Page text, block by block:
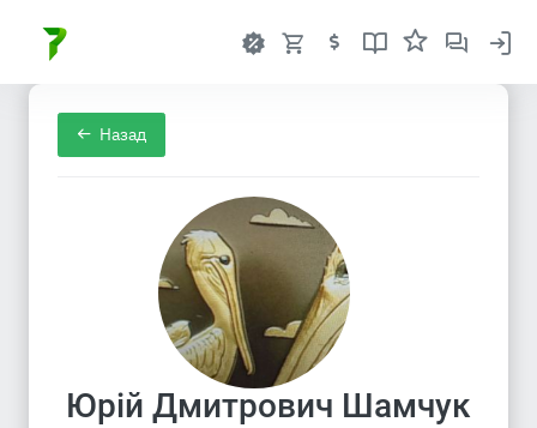
Назад
Юрій Дмитрович Шамчук